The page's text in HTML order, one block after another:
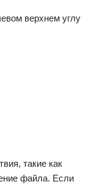
верхнем углу
такие как
файла. Если